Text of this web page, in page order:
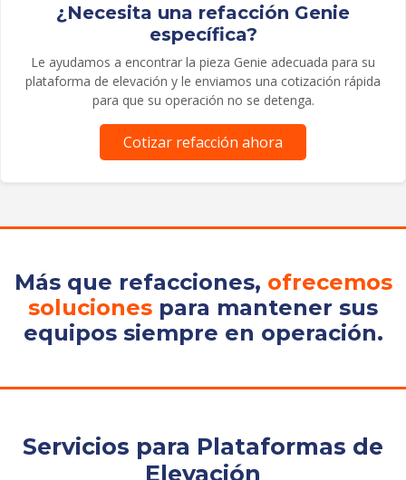
¿Necesita una refacción Genie
específica?
Le ayudamos a encontrar la pieza Genie adecuada para su
plataforma de elevación y le enviamos una cotización rápida
para que su operación no se detenga.
Cotizar refacción ahora
Más que refacciones, ofrecemos
soluciones para mantener sus
equipos siempre en operación.
Servicios para Plataformas de
Elevación